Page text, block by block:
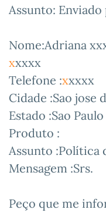
Assunto: Enviado
Nome:Adriana
xxxxx
Telefone :xxxxx
Cidade :Sao jose
Estado :Sao Paulo
Produto :
Assunto :Política
Mensagem :Srs.
Peço que me